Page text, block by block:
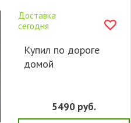
Доставка
сегодня
Купил по дороге
домой
5490 руб.